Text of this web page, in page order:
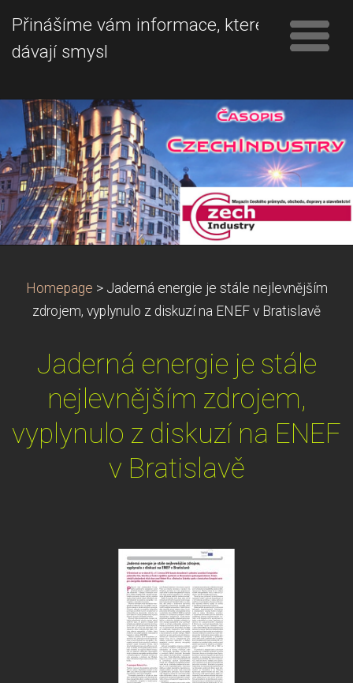
Přinášíme vám informace, které
dávají smysl
Homepage > Jaderná energie je stále nejlevnějším
zdrojem, vyplynulo z diskuzí na ENEF v Bratislavě
Jaderná energie je stále
nejlevnějším zdrojem,
vyplynulo z diskuzí na ENEF
v Bratislavě